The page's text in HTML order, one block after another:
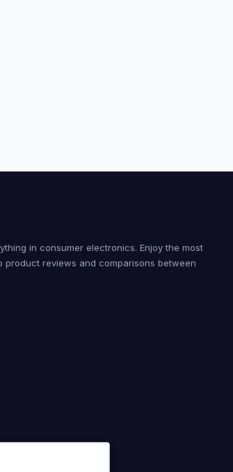
in consumer electronics. Enjoy the most
product reviews and comparisons between